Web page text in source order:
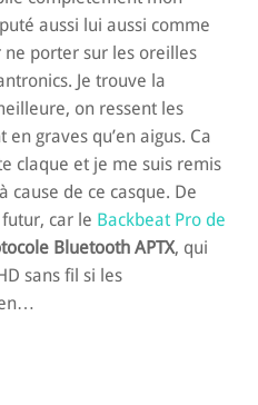
aussi lui aussi comme
porter sur les oreilles
Je trouve la
on ressent les
graves qu’en aigus. Ca
claque et je me suis remis
cause de ce casque. De
car le Backbeat Pro de
Bluetooth APTX, qui
sans fil si les